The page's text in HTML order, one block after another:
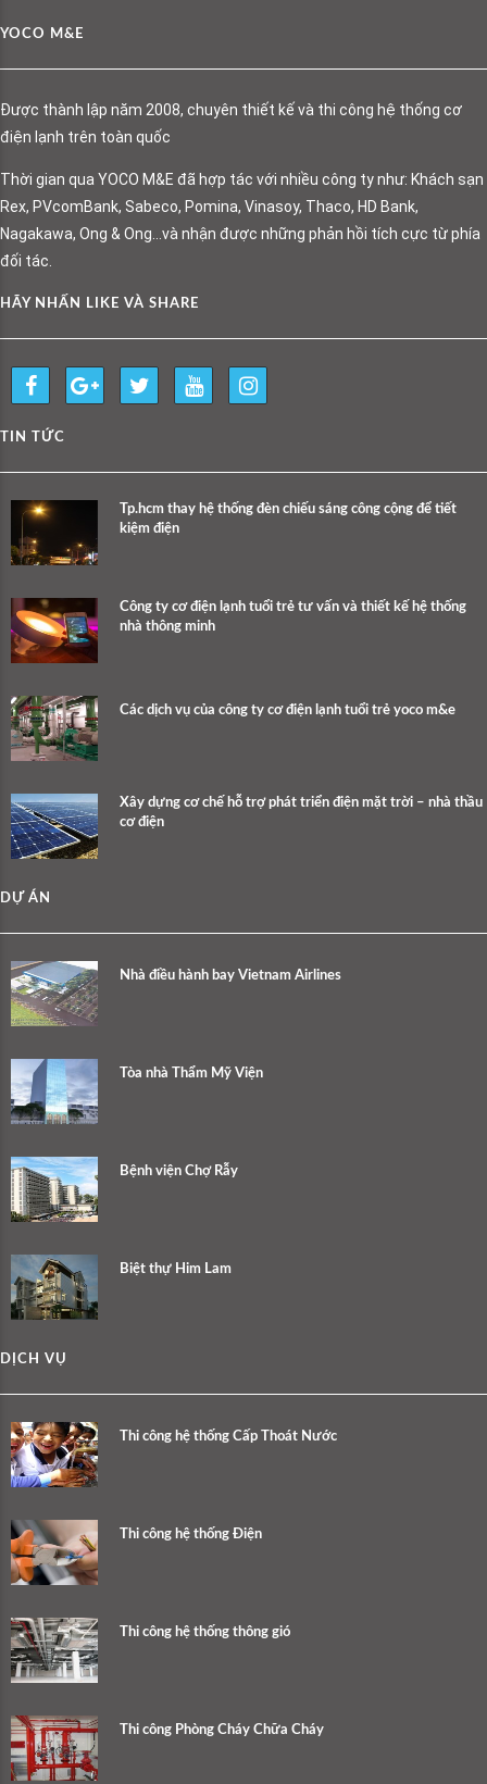
YOCO M&E
Được thành lập năm 2008, chuyên thiết kế và thi công hệ thống cơ
điện lạnh trên toàn quốc
Thời gian qua YOCO M&E đã hợp tác với nhiều công ty như: Khách sạn
Rex, PVcomBank, Sabeco, Pomina, Vinasoy, Thaco, HD Bank,
Nagakawa, Ong & Ong…và nhận được những phản hồi tích cực từ phía
đối tác.
HÃY NHẤN LIKE VÀ SHARE
TIN TỨC
Tp.hcm thay hệ thống đèn chiếu sáng công cộng để tiết
kiệm điện
Công ty cơ điện lạnh tuổi trẻ tư vấn và thiết kế hệ thống
nhà thông minh
Các dịch vụ của công ty cơ điện lạnh tuổi trẻ yoco m&e
Xây dựng cơ chế hỗ trợ phát triển điện mặt trời – nhà thầu
cơ điện
DỰ ÁN
Nhà điều hành bay Vietnam Airlines
Tòa nhà Thẩm Mỹ Viện
Bệnh viện Chợ Rẫy
Biệt thự Him Lam
DỊCH VỤ
Thi công hệ thống Cấp Thoát Nước
Thi công hệ thống Điện
Thi công hệ thống thông gió
Thi công Phòng Cháy Chữa Cháy